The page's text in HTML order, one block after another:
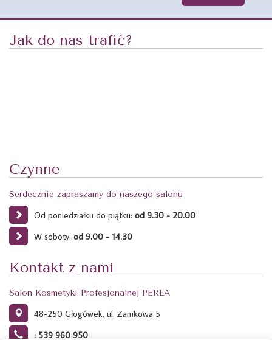
Jak do nas trafić?
Czynne
Serdecznie zapraszamy do naszego salonu
Od poniedziałku do piątku: od 9.30 - 20.00
W soboty: od 9.00 - 14.30
Kontakt z nami
Salon Kosmetyki Profesjonalnej PERŁA
48-250 Głogówek, ul. Zamkowa 5
: 539 960 950